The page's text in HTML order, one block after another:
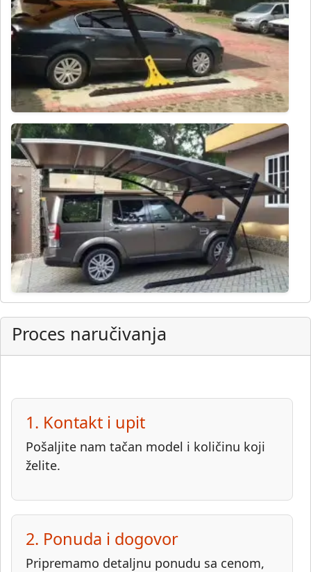
Proces naručivanja
1. Kontakt i upit
Pošaljite nam tačan model i količinu koji
želite.
2. Ponuda i dogovor
Pripremamo detaljnu ponudu sa cenom,